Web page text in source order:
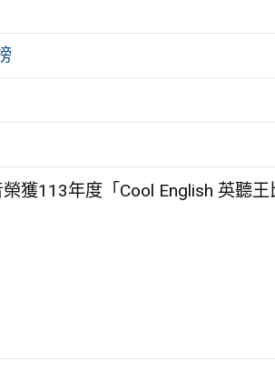
獲113年度「Cool English 英聽王